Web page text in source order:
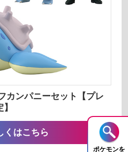
ポケモンを
カンパニーセット【プレ
くはこちら